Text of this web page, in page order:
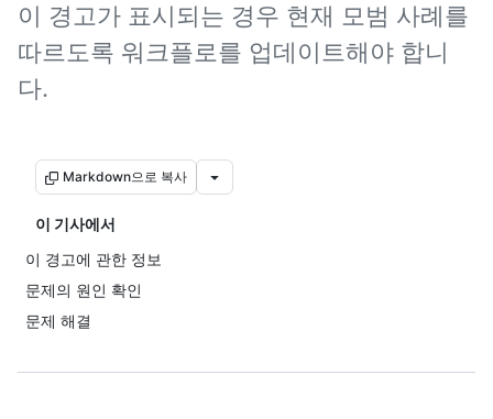
이 경고가 표시되는 경우 현재 모범 사례를
따르도록 워크플로를 업데이트해야 합니
다.
Markdown으로 복사
이 기사에서
이 경고에 관한 정보
문제의 원인 확인
문제 해결